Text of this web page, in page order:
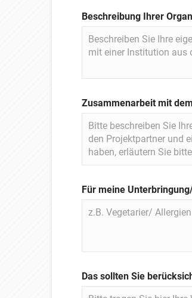
Beschreibung Ihrer
Zusammenarbeit mit
Für meine
Das sollten Sie